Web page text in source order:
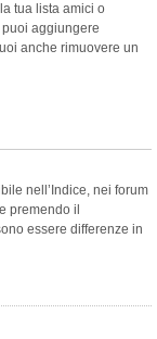
tua lista amici o
aggiungere
anche rimuovere un
nell’Indice, nei forum
premendo il
essere differenze in